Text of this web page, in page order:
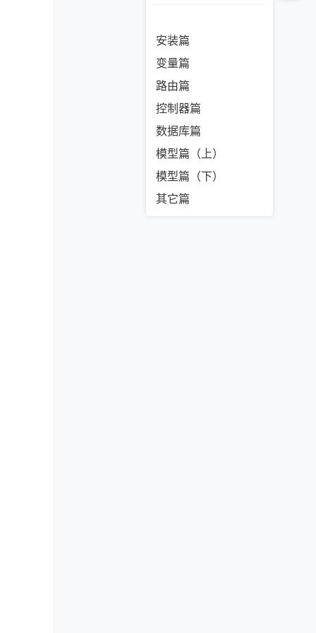
安装篇
变量篇
路由篇
控制器篇
数据库篇
模型篇（上）
模型篇（下）
其它篇